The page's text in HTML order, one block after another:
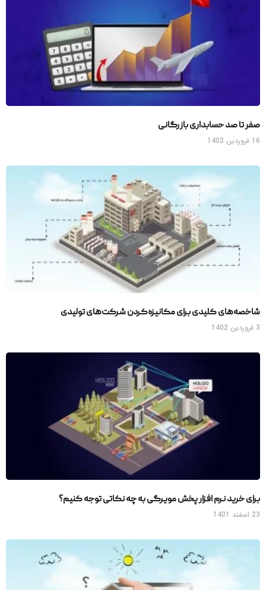
صفر تا صد حسابداری بازرگانی
16 فروردین 1402
شاخصه‌های کلیدی برای مکانیزه‌کردن شرکت‌های تولیدی
3 فروردین 1402
برای خرید نرم افزار پخش مویرگی به چه نکاتی توجه کنیم؟
23 اسفند 1401